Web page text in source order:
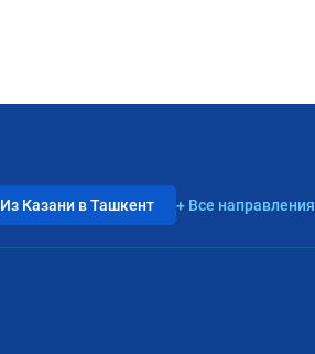
Из Казани в Ташкент + Все направления